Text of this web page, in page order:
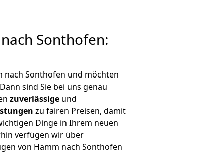
Sonthofen:
nach Sonthofen und möchten
Dann sind Sie bei uns genau
zuverlässige und
zu fairen Preisen, damit
Dinge in Ihrem neuen
verfügen wir über
von Hamm nach Sonthofen